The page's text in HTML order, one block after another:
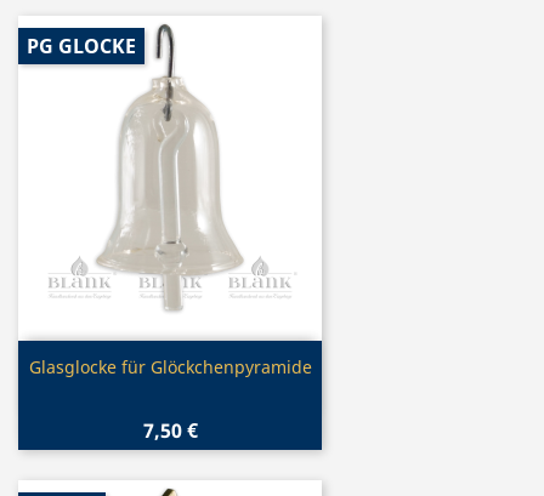
Vorschau
Glasglocke für Glöckchenpyramide
7,50 €
PG GLOCKE